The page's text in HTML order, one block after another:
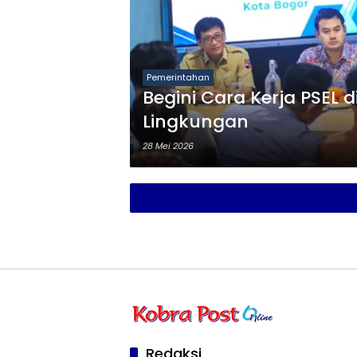
Pemerintahan
Begini Cara Kerja
Lingkungan
28 Mei 2026